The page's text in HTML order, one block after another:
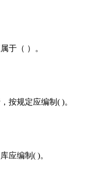
于（ ）。
按规定应编制( )。
应编制( )。